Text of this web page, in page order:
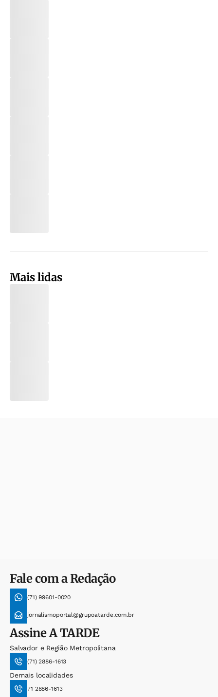
Mais lidas
Fale com a Redação
(71) 99601-0020
jornalismoportal@grupoatarde.com.br
AssineA TARDE
Salvador e Região Metropolitana
(71) 2886-1613
Demais localidades
71 2886-1613